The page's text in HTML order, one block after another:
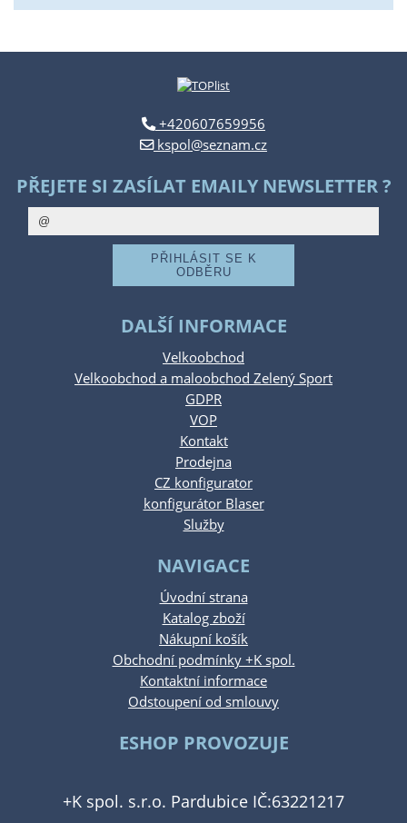
+420607659956
kspol@seznam.cz
PŘEJETE SI ZASÍLAT EMAILY NEWSLETTER ?
DALŠÍ INFORMACE
Velkoobchod
Velkoobchod a maloobchod Zelený Sport
GDPR
VOP
Kontakt
Prodejna
CZ konfigurator
konfigurátor Blaser
Služby
NAVIGACE
Úvodní strana
Katalog zboží
Nákupní košík
Obchodní podmínky +K spol.
Kontaktní informace
Odstoupení od smlouvy
ESHOP PROVOZUJE
+K spol. s.r.o. Pardubice IČ:63221217